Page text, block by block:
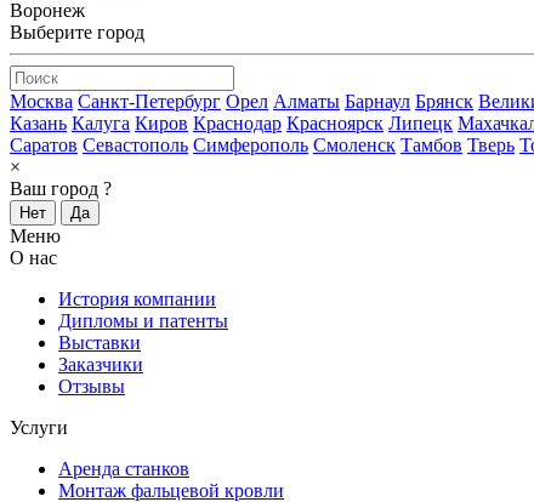
Воронеж
Выберите город
Москва Санкт-Петербург Орел Алматы Барнаул Брянск
Казань Калуга Киров Краснодар Красноярск Липецк
Саратов Севастополь Симферополь Смоленск Тамбов Тверь
×
Ваш город ?
Нет Да
Меню
О нас
История компании
Дипломы и патенты
Выставки
Заказчики
Отзывы
Услуги
Аренда станков
Монтаж фальцевой кровли